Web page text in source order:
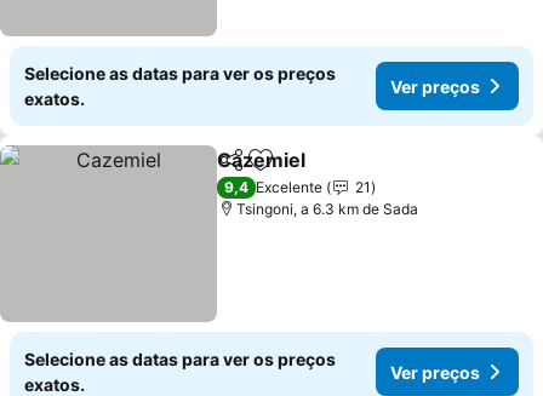
Selecione as datas para ver os preços
exatos.
Ver preços
PartilharAdicionar aos favoritos
Cazemiel
9,4 Excelente
21
Tsingoni, a 6.3 km de Sada
Selecione as datas para ver os preços
exatos.
Ver preços